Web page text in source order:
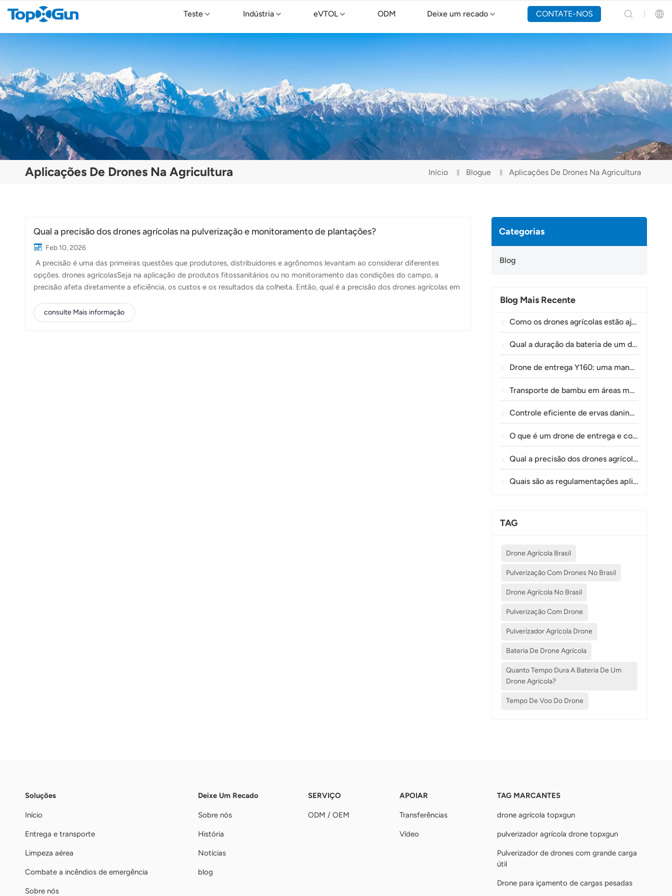
Teste Indústria eVTOL ODM Deixe um recado CONTATE-NOS
Русский
Português(Portugal)
Português(Brasil)
Türkçe
Aplicações De Drones Na Agricultura Início Blogue Aplicações De Drones Na Agricultura
Categorias
Blog
Blog Mais Recente
Como os drones agrícolas estão ajudando os agricultores brasileiros a aprimorar as operações de pulverização de lavouras.
Qual a duração da bateria de um drone agrícola?
Drone de entrega Y160: uma maneira mais segura e eficiente de transportar materiais para torres de energia em terrenos montanhosos.
Transporte de bambu em áreas montanhosas: como a TOLXGUN Y160 abre uma nova rota da floresta ao ponto de coleta.
Controle eficiente de ervas daninhas pré-emergentes em trigo com o drone agrícola A80
O que é um drone de entrega e como funciona a entrega por drone?
Qual a precisão dos drones agrícolas na pulverização e monitoramento de plantações?
Quais são as regulamentações aplicáveis ​​ao uso de drones na agricultura em diferentes países?
TAG
Drone Agrícola Brasil
Pulverização Com Drones No Brasil
Drone Agrícola No Brasil
Pulverização Com Drone
Pulverizador Agrícola Drone
Bateria De Drone Agrícola
Quanto Tempo Dura A Bateria De Um
Drone Agrícola?
Tempo De Voo Do Drone
Qual a precisão dos drones agrícolas na pulverização e monitoramento de plantações?
Feb 10, 2026
A precisão é uma das primeiras questões que produtores, distribuidores e agrônomos levantam ao considerar diferentes
opções. drones agrícolasSeja na aplicação de produtos fitossanitários ou no monitoramento das condições do campo, a
precisão afeta diretamente a eficiência, os custos e os resultados da colheita. Então, qual é a precisão dos drones agrícolas em
o sistema é utilizado no campo. Na agricultura, a precisão não é uma métrica única. Geralmente se refere a diferentes aspectos,
dependendo da tarefa:Precisão da pulverização: A uniformidade da aplicação do líquido e a precisão com que o jato atinge a
consulte Mais informação
Soluções
Início
Entrega e transporte
Limpeza aérea
Combate a incêndios de emergência
Sobre nós
Deixe Um Recado
Sobre nós
História
Notícias
blog
SERVIÇO
ODM / OEM
APOIAR
Transferências
Vídeo
TAG MARCANTES
drone agrícola topxgun
pulverizador agrícola drone topxgun
Pulverizador de drones com grande carga
útil
Drone para içamento de cargas pesadas